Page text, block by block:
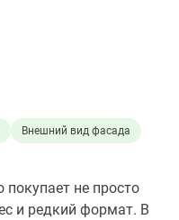
Внешний вид фасада
покупает не просто
и редкий формат. В